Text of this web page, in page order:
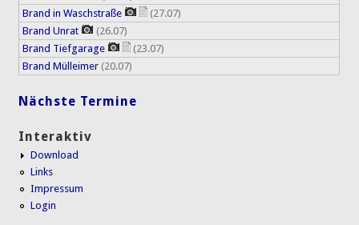
Brand in Waschstraße
(27.07)
Brand Unrat
(26.07)
Brand Tiefgarage
(23.07)
Brand Mülleimer (20.07)
Nächste Termine
Interaktiv
Download
Links
Impressum
Login